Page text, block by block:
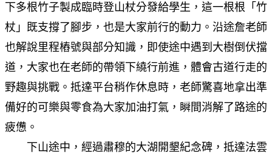
下多根竹子製成臨時登山杖分發給學生，這一根根「竹
杖」既支撐了腳步，也是大家前行的動力。沿途詹老師
也解說里程樁號與部分知識，即使途中遇到大樹倒伏擋
道，大家也在老師的帶領下繞行前進，體會古道行走的
野趣與挑戰。抵達平台稍作休息時，老師驚喜地拿出準
備好的可樂與零食為大家加油打氣，瞬間消解了路途的
疲憊。
下山途中，經過肅穆的大湖開墾紀念碑，抵達法雲